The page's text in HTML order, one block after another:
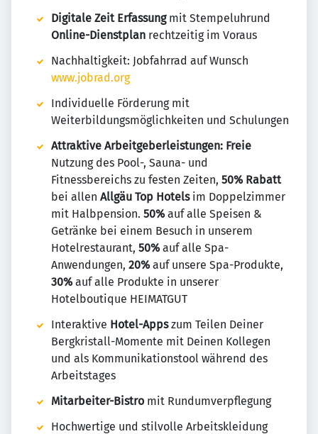
Digitale Zeit Erfassungmit Stempeluhrund
Online-Dienstplan rechtzeitig im Voraus
Nachhaltigkeit: Jobfahrrad auf Wunsch
www.jobrad.org
Individuelle Förderung mit
Weiterbildungsmöglichkeiten und Schulungen
Attraktive Arbeitgeberleistungen: Freie
Nutzung des Pool-, Sauna- und
Fitnessbereichs zu festen Zeiten, 50% Rabatt
bei allen Allgäu Top Hotelsim Doppelzimmer
mit Halbpension. 50%auf alle Speisen &
Getränke bei einem Besuch in unserem
Hotelrestaurant, 50%auf alle Spa-
Anwendungen, 20%auf unsere Spa-Produkte,
30%auf alle Produkte in unserer
Hotelboutique HEIMATGUT
Interaktive Hotel-Appszum Teilen Deiner
Bergkristall-Momente mit Deinen Kollegen
und als Kommunikationstool während des
Arbeitstages
Mitarbeiter-Bistro mit Rundumverpflegung
Hochwertige und stilvolle Arbeitskleidung